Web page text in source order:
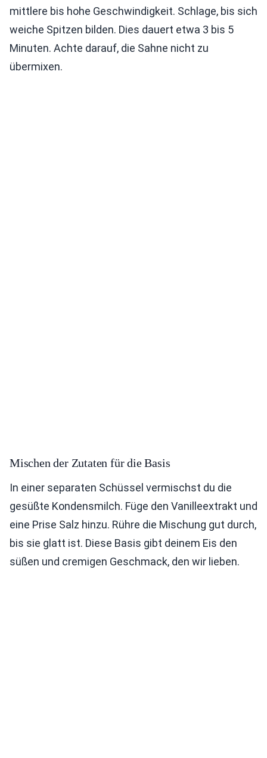
mittlere bis hohe Geschwindigkeit. Schlage, bis sich
weiche Spitzen bilden. Dies dauert etwa 3 bis 5
Minuten. Achte darauf, die Sahne nicht zu
übermixen.
Mischen der Zutaten für die Basis
In einer separaten Schüssel vermischst du die
gesüßte Kondensmilch. Füge den Vanilleextrakt und
eine Prise Salz hinzu. Rühre die Mischung gut durch,
bis sie glatt ist. Diese Basis gibt deinem Eis den
süßen und cremigen Geschmack, den wir lieben.